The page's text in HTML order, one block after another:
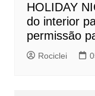
HOLIDAY
do interior
permissão
Rociclei